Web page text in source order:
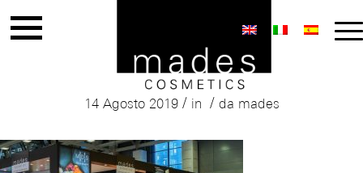
web
14 Agosto 2019 / in / da mades